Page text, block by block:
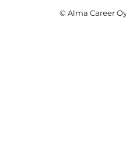
© Alma Career